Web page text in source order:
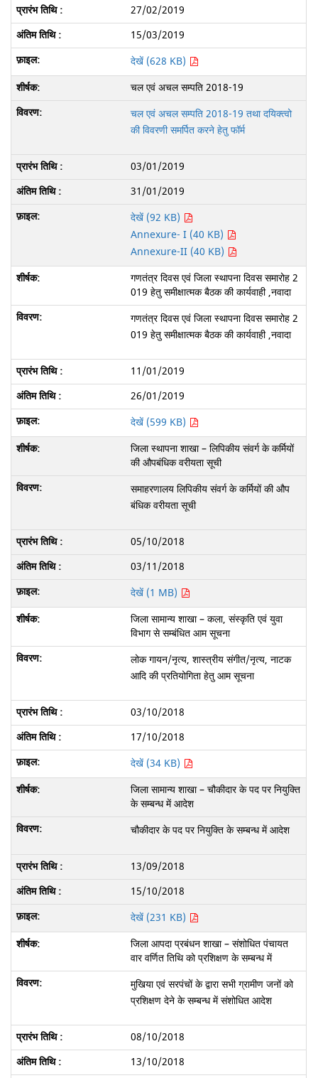
27/02/2019
15/03/2019
देखें (628 KB)
चल एवं अचल सम्पति 2018-19
चल एवं अचल सम्पति 2018-19 तथा दयिक्त्वो
की विवरणी समर्पित करने हेतु फॉर्म
03/01/2019
31/01/2019
देखें (92 KB)
Annexure- I (40 KB)
Annexure-II (40 KB)
गणतंत्र दिवस एवं जिला स्थापना दिवस समारोह 2
019 हेतु समीक्षात्मक बैठक की कार्यवाही ,नवादा
गणतंत्र दिवस एवं जिला स्थापना दिवस समारोह 2
019 हेतु समीक्षात्मक बैठक की कार्यवाही ,नवादा
11/01/2019
26/01/2019
देखें (599 KB)
जिला स्थापना शाखा – लिपिकीय संवर्ग के कर्मियों
की औपबंधिक वरीयता सूची
समाहरणालय लिपिकीय संवर्ग के कर्मियों की औप
बंधिक वरीयता सूची
05/10/2018
03/11/2018
देखें (1 MB)
जिला सामान्य शाखा – कला, संस्कृति एवं युवा
विभाग से सम्बंधित आम सूचना
लोक गायन/नृत्य, शास्त्रीय संगीत/नृत्य, नाटक
आदि की प्रतियोगिता हेतु आम सूचना
03/10/2018
17/10/2018
देखें (34 KB)
जिला सामान्य शाखा – चौकीदार के पद पर नियुक्ति
के सम्बन्ध में आदेश
चौकीदार के पद पर नियुक्ति के सम्बन्ध में आदेश
13/09/2018
15/10/2018
देखें (231 KB)
जिला आपदा प्रबंधन शाखा – संशोधित पंचायत
वार वर्णित तिथि को प्रशिक्षण के सम्बन्ध में
मुखिया एवं सरपंचों के द्वारा सभी ग्रामीण जनों को
प्रशिक्षण देने के सम्बन्ध में संशोधित आदेश
08/10/2018
13/10/2018